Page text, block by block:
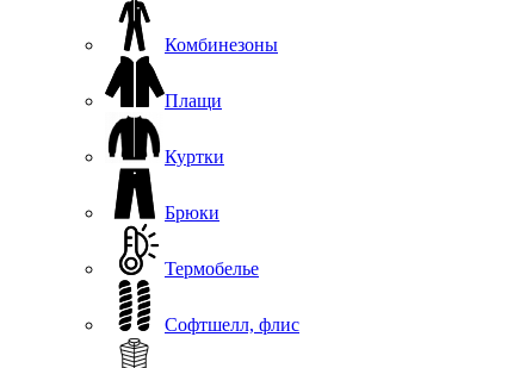
Комбинезоны
Плащи
Куртки
Брюки
Термобелье
Софтшелл, флис